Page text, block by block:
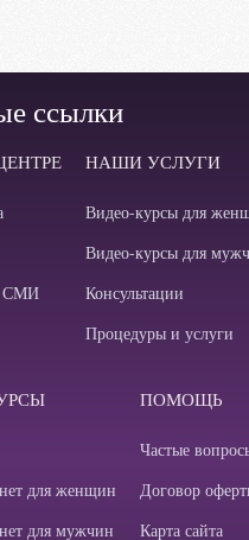
ссылки
СМИ
НАШИ УСЛУГИ
Видео-курсы для
Видео-курсы для
Консультации
Процедуры и услуги
для женщин
для мужчин
ПОМОЩЬ
Частые
Договор
Карта сайта